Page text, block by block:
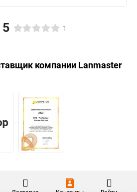
5 1
компании Lanmaster